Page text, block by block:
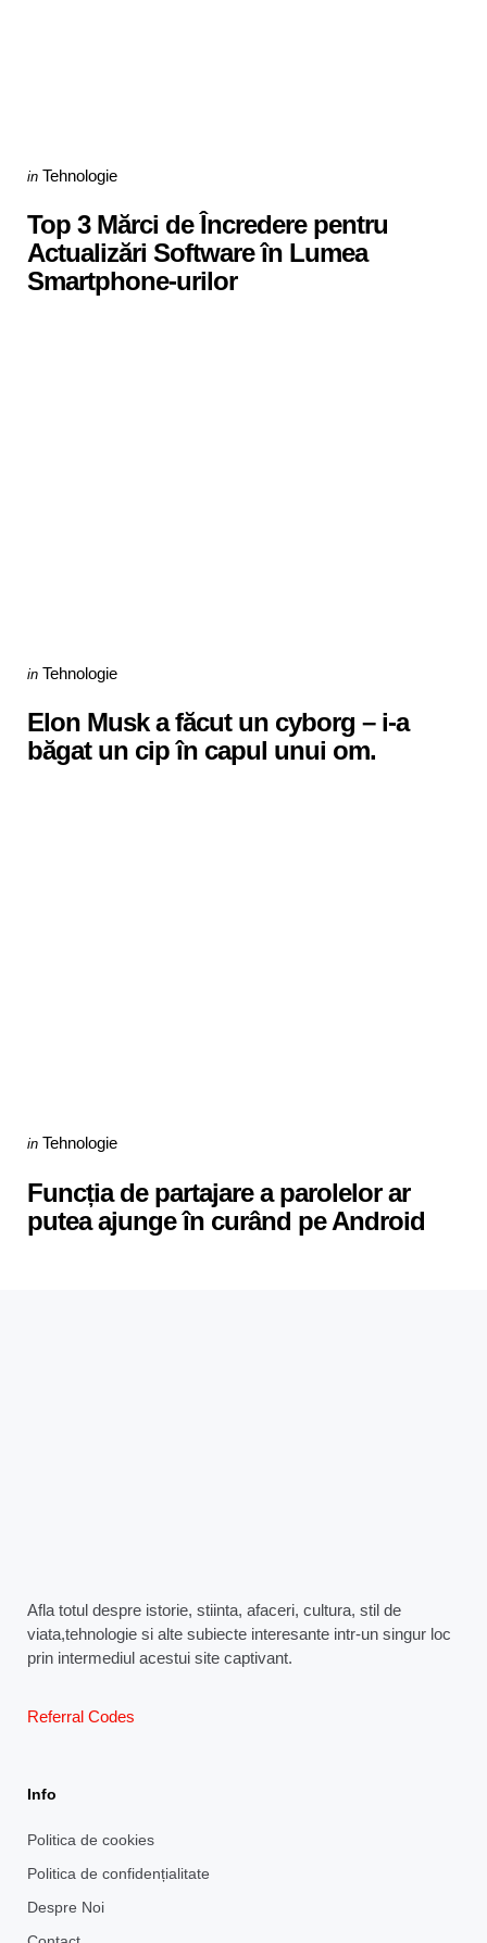
Categories
Posted
in Tehnologie
Top 3 Mărci de Încredere pentru
Actualizări Software în Lumea
Smartphone-urilor
Categories
Posted
in Tehnologie
Elon Musk a făcut un cyborg – i-a
băgat un cip în capul unui om.
Categories
Posted
in Tehnologie
Funcția de partajare a parolelor ar
putea ajunge în curând pe Android
Afla totul despre istorie, stiinta, afaceri, cultura, stil de
viata,tehnologie si alte subiecte interesante intr-un singur loc
prin intermediul acestui site captivant.
Referral Codes
Info
Politica de cookies
Politica de confidențialitate
Despre Noi